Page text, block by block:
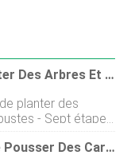
Comment Planter Des Arbres Et Des Arbustes
planter des
- Sept étapes
mon
sept étapes clés
Comment Faire Pousser Des Carottes De Manière Biologique ?